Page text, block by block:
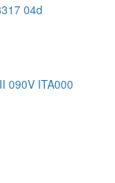
04d
090V ITA000